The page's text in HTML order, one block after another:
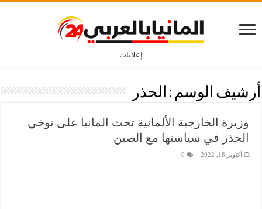
إعلانات
أرشيف الوسم : الحذر
وزيرة الخارجية الألمانية تحث المانيا على توخي
الحذر في سياستها مع الصين
أكتوبر 18, 2022 0